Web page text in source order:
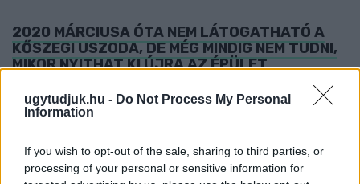
ugytudjuk.hu - Do Not Process My Personal
Information
If you wish to opt-out of the sale, sharing to third parties, or
processing of your personal or sensitive information for
2020 MÁRCIUSA ÓTA NEM LÁTOGATHATÓ A
KŐSZEGI USZODA, DE MÉG MINDIG NEM TUDNI,
MIKOR NYITHAT KI ÚJRA AZ ÉPÜLET
Közben már az uszoda ponyvája is leszakadt, egyelőre nincsenek
konkrét tervek a probléma megoldására.
FEBRUÁR 5-TŐL